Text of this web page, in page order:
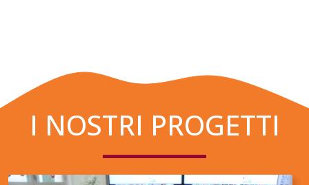
I NOSTRI PROGETTI